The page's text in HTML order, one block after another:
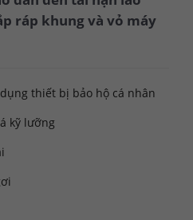
ráp khung và vỏ máy
thiết bị bảo hộ cá nhân
kỹ lưỡng